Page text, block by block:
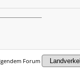
Forum